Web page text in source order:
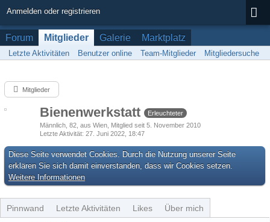
Anmelden oder registrieren
Forum Mitglieder Galerie Marktplatz
Letzte Aktivitäten Benutzer online Team-Mitglieder Mitgliedersuche
Mitglieder
Bienenwerkstatt
Erleuchteter
Männlich 82 aus Wien Mitglied seit 5. November 2010
Letzte Aktivität 27. Juni 2022, 18:47
Diese Seite verwendet Cookies. Durch die Nutzung unserer Seite
erklären Sie sich damit einverstanden, dass wir Cookies setzen.
Weitere Informationen
Pinnwand Letzte Aktivitäten Likes Über mich